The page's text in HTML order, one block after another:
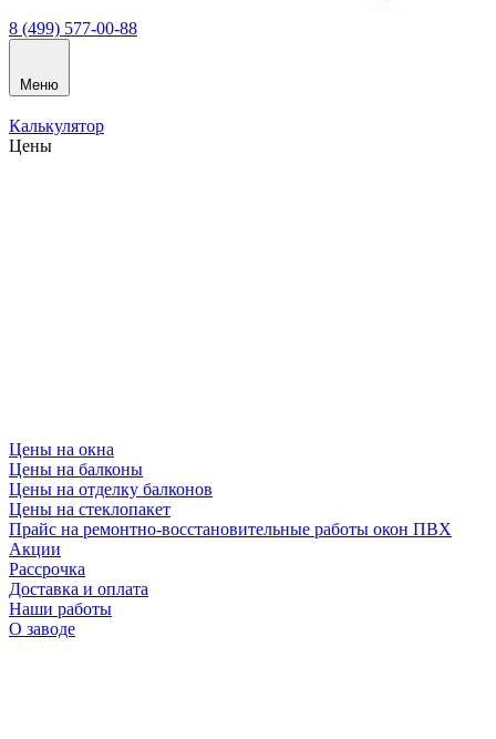
8 (499) 577-00-88
Меню
Калькулятор
Цены
Цены на окна
Цены на балконы
Цены на отделку балконов
Цены на стеклопакет
Прайс на ремонтно-восстановительные работы окон ПВХ
Акции
Рассрочка
Доставка и оплата
Наши работы
О заводе